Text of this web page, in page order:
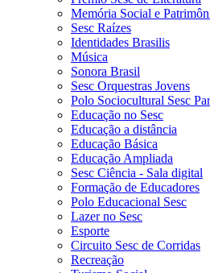
Memória Social e
Sesc Raízes
Identidades Brasilis
Música
Sonora Brasil
Sesc Orquestras Jovens
Polo Sociocultural Sesc
Educação no Sesc
Educação a distância
Educação Básica
Educação Ampliada
Sesc Ciência - Sala digital
Formação de Educadores
Polo Educacional Sesc
Lazer no Sesc
Esporte
Circuito Sesc de Corridas
Recreação